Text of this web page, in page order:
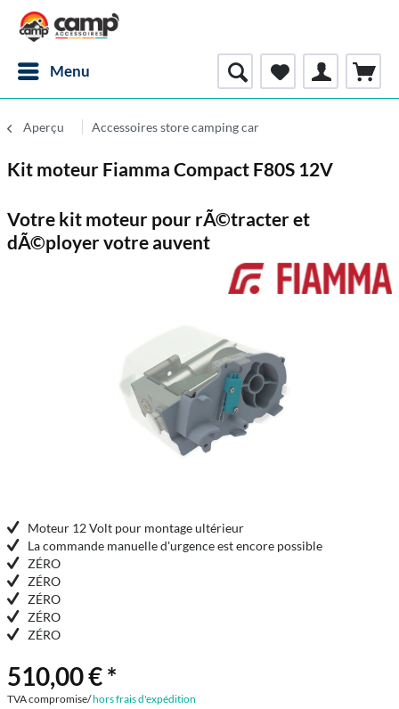
Menu
Aperçu Accessoires store camping car
Kit moteur Fiamma Compact F80S 12V
Votre kit moteur pour rÃ©tracter et
dÃ©ployer votre auvent
Moteur 12 Volt pour montage ultérieur
La commande manuelle d'urgence est encore possible
ZÉRO
ZÉRO
ZÉRO
ZÉRO
ZÉRO
510,00 € *
TVA compromise/hors frais d'expédition